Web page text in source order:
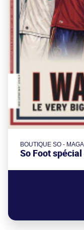
BOUTIQUE SO -
So Foot